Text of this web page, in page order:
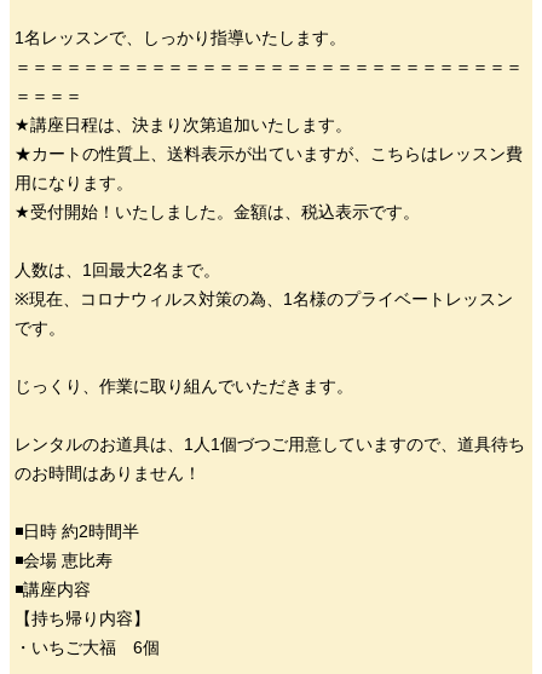
1名レッスンで、しっかり指導いたします。
＝＝＝＝＝＝＝＝＝＝＝＝＝＝＝＝＝＝＝＝＝＝＝＝＝＝＝＝＝＝
＝＝＝＝
★講座日程は、決まり次第追加いたします。
★カートの性質上、送料表示が出ていますが、こちらはレッスン費
用になります。
★受付開始！いたしました。金額は、税込表示です。
人数は、1回最大2名まで。
※現在、コロナウィルス対策の為、1名様のプライベートレッスン
です。
じっくり、作業に取り組んでいただきます。
レンタルのお道具は、1人1個づつご用意していますので、道具待ち
のお時間はありません！
◾️日時 約2時間半
◾️会場 恵比寿
◾️講座内容
【持ち帰り内容】
・いちご大福 6個